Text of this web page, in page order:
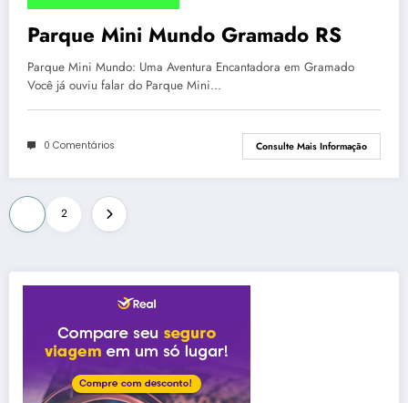
Parque Mini Mundo Gramado RS
Parque Mini Mundo: Uma Aventura Encantadora em Gramado
Você já ouviu falar do Parque Mini…
0 Comentários Consulte Mais Informação
Paginação
de
posts
2